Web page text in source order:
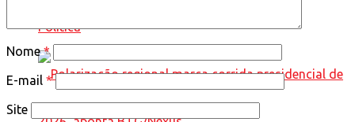
Política
Nome*
E-mail *
Site